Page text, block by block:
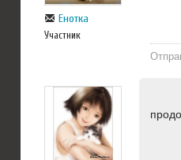
Енотка
Участник